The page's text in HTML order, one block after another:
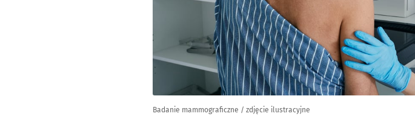
Badanie mammograficzne / zdjęcie ilustracyjne